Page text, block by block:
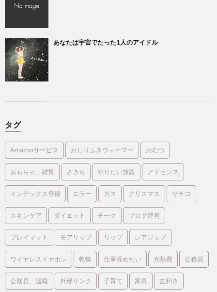
あなたは宇宙でたった1人のアイドル
タグ
Amazonサービス おしりふきウォーマー おむつ
おもちゃ、雑貨 さきち やりたい放題 アドセンス
インデックス登録 エラー ガス クリスマス サチコ
スキンケア ダイエット チーク ブログ運営
プレイマット モアリップ リップ レアジョブ
ワイヤレスイヤホン 乾燥 仕事辞めたい 光熱費 公務員
公務員、退職 外部リンク 子育て 家具 左利き